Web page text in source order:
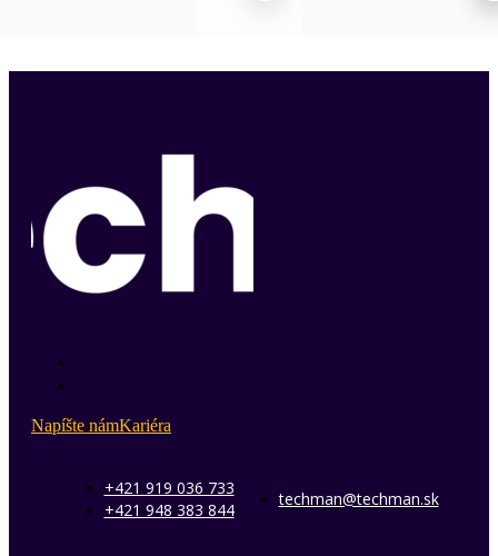
14727 €
8165 €
Napíšte námKariéra
+421 919 036 733
+421 948 383 844
techman@techman.sk